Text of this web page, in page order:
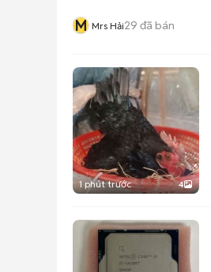
M Mrs Hải29 đã bán
1 phút trước 4